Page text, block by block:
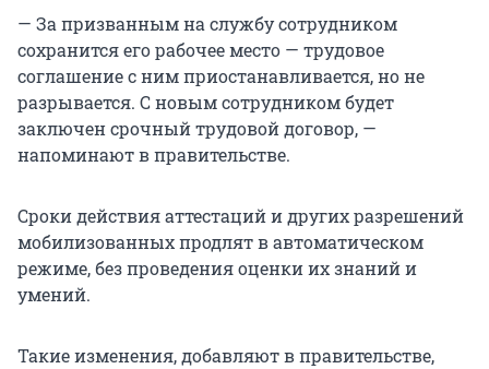
— За призванным на службу сотрудником
сохранится его рабочее место — трудовое
соглашение с ним приостанавливается, но не
разрывается. С новым сотрудником будет
заключен срочный трудовой договор, —
напоминают в правительстве.
Сроки действия аттестаций и других разрешений
мобилизованных продлят в автоматическом
режиме, без проведения оценки их знаний и
умений.
Такие изменения, добавляют в правительстве,